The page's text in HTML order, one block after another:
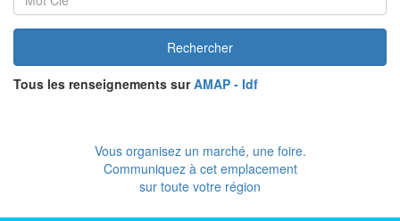
Rechercher
Tous les renseignements surAMAP - Idf
Vous organisez un marché, une foire.
Communiquez à cet emplacement
sur toute votre région